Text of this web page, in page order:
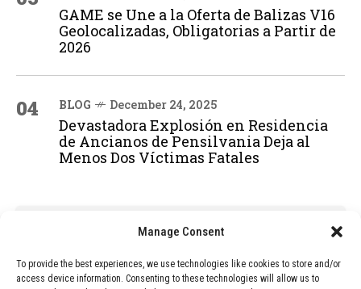
Manage Consent
To provide the best experiences, we use technologies like cookies to store and/or
access device information. Consenting to these technologies will allow us to
GAME se Une a la Oferta de Balizas V16
Geolocalizadas, Obligatorias a Partir de
2026
04 BLOG December 24, 2025
Devastadora Explosión en Residencia
de Ancianos de Pensilvania Deja al
Menos Dos Víctimas Fatales